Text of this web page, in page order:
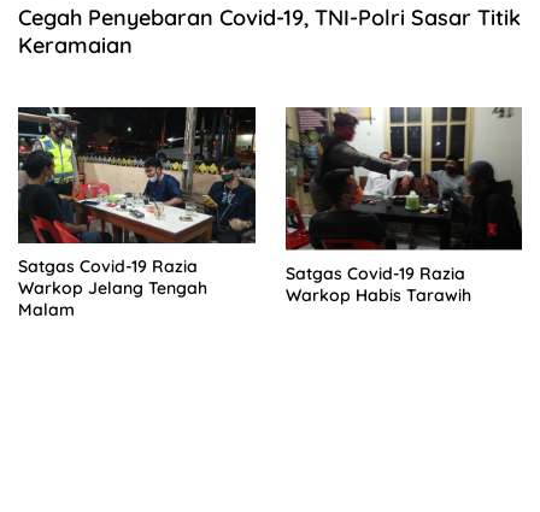
Cegah Penyebaran Covid-19, TNI-Polri Sasar Titik
Keramaian
Satgas Covid-19 Razia
Warkop Jelang Tengah
Malam
Satgas Covid-19 Razia
Warkop Habis Tarawih